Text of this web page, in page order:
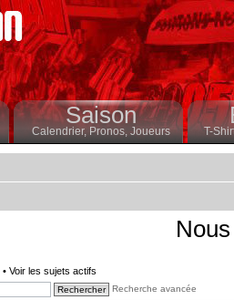
Saison
Calendrier,Pronos, Joueurs T-
• Voir les sujets actifs
Recherche avancée